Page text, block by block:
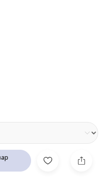
для малышек